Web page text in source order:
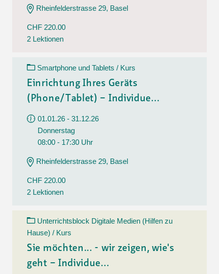
Rheinfelderstrasse 29, Basel
CHF 220.00
2 Lektionen
Smartphone und Tablets / Kurs
Einrichtung Ihres Geräts
(Phone/Tablet) – Individue...
01.01.26 - 31.12.26
Donnerstag
08:00 - 17:30 Uhr
Rheinfelderstrasse 29, Basel
CHF 220.00
2 Lektionen
Unterrichtsblock Digitale Medien (Hilfen zu
Hause) / Kurs
Sie möchten... - wir zeigen, wie's
geht – Individue...